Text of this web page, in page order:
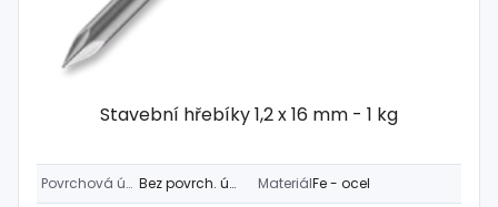
Stavební hřebíky 1,2 x 16 mm - 1 kg
Povrchová úprava Bez povrch. úpravy MateriálFe - ocel